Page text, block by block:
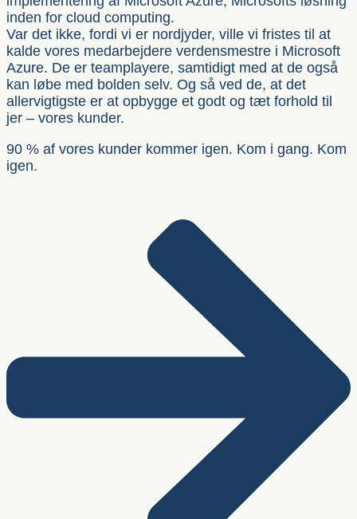
inden for cloud computing.
Var det ikke, fordi vi er nordjyder, ville vi fristes til at
kalde vores medarbejdere verdensmestre i Microsoft
Azure. De er teamplayere, samtidigt med at de også
kan løbe med bolden selv. Og så ved de, at det
allervigtigste er at opbygge et godt og tæt forhold til
jer – vores kunder.
90 % af vores kunder kommer igen. Kom i gang. Kom
igen.